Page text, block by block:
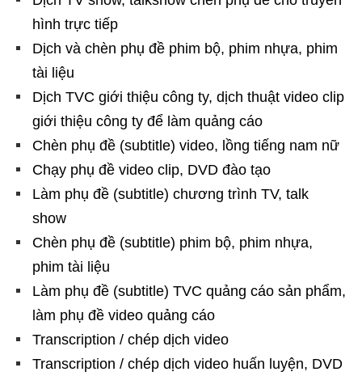
hình trực tiếp
Dịch và chèn phụ đề phim bộ, phim nhựa, phim
tài liệu
Dịch TVC giới thiệu công ty, dịch thuật video clip
giới thiệu công ty để làm quảng cáo
Chèn phụ đề (subtitle) video, lồng tiếng nam nữ
Chạy phụ đề video clip, DVD đào tạo
Làm phụ đề (subtitle) chương trình TV, talk
show
Chèn phụ đề (subtitle) phim bộ, phim nhựa,
phim tài liệu
Làm phụ đề (subtitle) TVC quảng cáo sản phẩm,
làm phụ đề video quảng cáo
Transcription / chép dịch video
Transcription / chép dịch video huấn luyện, DVD